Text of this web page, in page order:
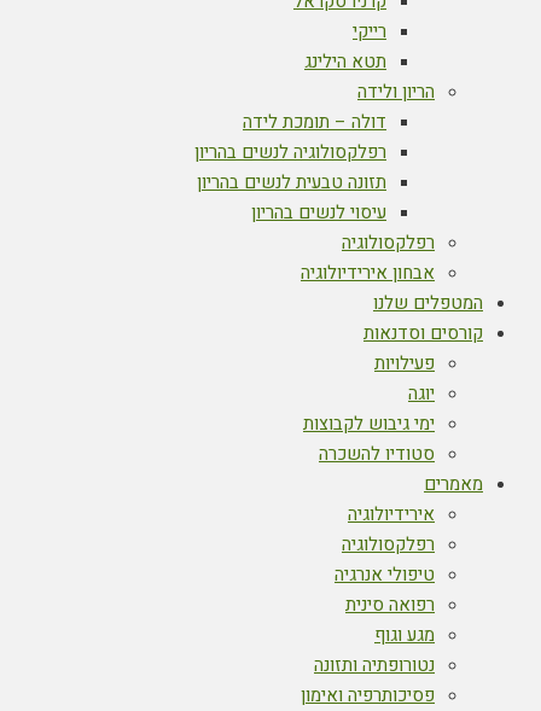
רייקי
תטא הילינג
הריון ולידה
דולה – תומכת לידה
רפלקסולוגיה לנשים בהריון
תזונה טבעית לנשים בהריון
עיסוי לנשים בהריון
רפלקסולוגיה
אבחון אירידיולוגיה
המטפלים שלנו
קורסים וסדנאות
פעילויות
יוגה
ימי גיבוש לקבוצות
סטודיו להשכרה
מאמרים
אירידיולוגיה
רפלקסולוגיה
טיפולי אנרגיה
רפואה סינית
מגע וגוף
נטורופתיה ותזונה
פסיכותרפיה ואימון